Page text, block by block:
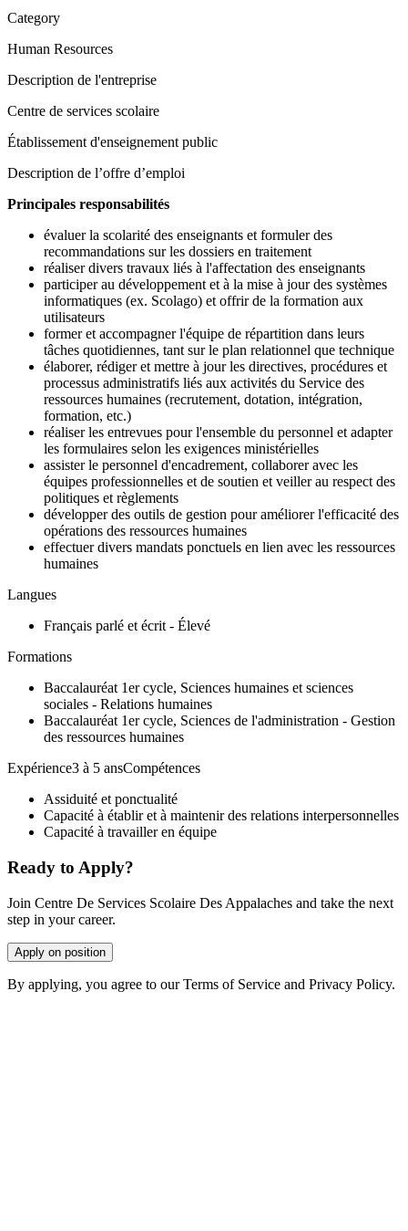
Category
Human Resources
Description de l'entreprise
Centre de services scolaire
Établissement d'enseignement public
Description de l’offre d’emploi
Principales responsabilités
évaluer la scolarité des enseignants et formuler des
recommandations sur les dossiers en traitement
réaliser divers travaux liés à l'affectation des enseignants
participer au développement et à la mise à jour des systèmes
informatiques (ex. Scolago) et offrir de la formation aux
utilisateurs
former et accompagner l'équipe de répartition dans leurs
tâches quotidiennes, tant sur le plan relationnel que technique
élaborer, rédiger et mettre à jour les directives, procédures et
processus administratifs liés aux activités du Service des
ressources humaines (recrutement, dotation, intégration,
formation, etc.)
réaliser les entrevues pour l'ensemble du personnel et adapter
les formulaires selon les exigences ministérielles
assister le personnel d'encadrement, collaborer avec les
équipes professionnelles et de soutien et veiller au respect des
politiques et règlements
développer des outils de gestion pour améliorer l'efficacité des
opérations des ressources humaines
effectuer divers mandats ponctuels en lien avec les ressources
humaines
Langues
Français parlé et écrit - Élevé
Formations
Baccalauréat 1er cycle, Sciences humaines et sciences
sociales - Relations humaines
Baccalauréat 1er cycle, Sciences de l'administration - Gestion
des ressources humaines
Expérience3 à 5 ansCompétences
Assiduité et ponctualité
Capacité à établir et à maintenir des relations interpersonnelles
Capacité à travailler en équipe
Ready to Apply?
Join Centre De Services Scolaire Des Appalaches and take the next
step in your career.
Apply on position
By applying, you agree to our Terms of Service and Privacy Policy.